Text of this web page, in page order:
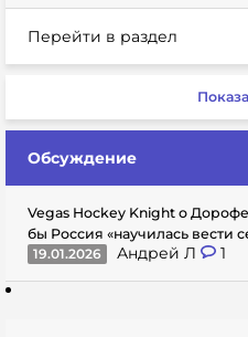
Перейти в раздел
Обсуждение
Vegas Hockey Knight о
бы Россия «научилась вести
19.01.2026
Андрей Л 1